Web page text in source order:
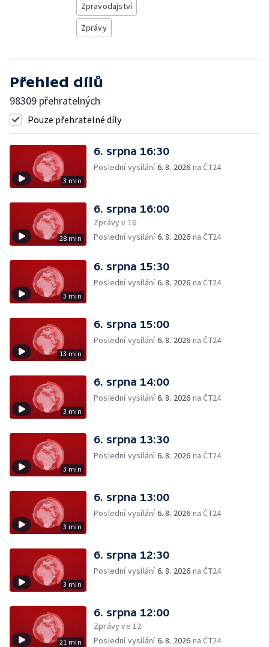
Zpravodajství
Zprávy
Přehled dílů
98309 přehratelných
Pouze přehratelné díly
3 min
6. srpna 16:30
Poslední vysílání6. 8. 2026 na ČT24
28 min
6. srpna 16:00
Zprávy v 16
Poslední vysílání6. 8. 2026 na ČT24
3 min
6. srpna 15:30
Poslední vysílání6. 8. 2026 na ČT24
13 min
6. srpna 15:00
Poslední vysílání6. 8. 2026 na ČT24
3 min
6. srpna 14:00
Poslední vysílání6. 8. 2026 na ČT24
3 min
6. srpna 13:30
Poslední vysílání6. 8. 2026 na ČT24
3 min
6. srpna 13:00
Poslední vysílání6. 8. 2026 na ČT24
3 min
6. srpna 12:30
Poslední vysílání6. 8. 2026 na ČT24
21 min
6. srpna 12:00
Zprávy ve 12
Poslední vysílání6. 8. 2026 na ČT24